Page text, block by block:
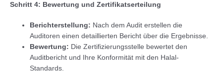
Schritt 4: Bewertung und Zertifikatserteilung
Berichterstellung: Nach dem Audit erstellen die
Auditoren einen detaillierten Bericht über die Ergebnisse.
Bewertung: Die Zertifizierungsstelle bewertet den
Auditbericht und Ihre Konformität mit den Halal-
Standards.